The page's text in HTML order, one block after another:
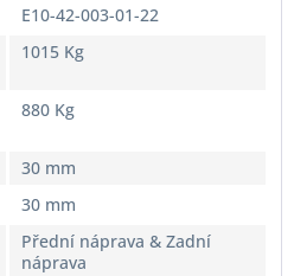
E10-42-003-01-22
1015 Kg
880 Kg
30 mm
30 mm
Přední náprava & Zadní
náprava